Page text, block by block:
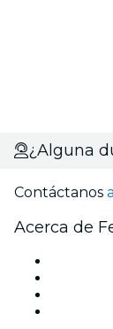
¿Alguna
Contáctanos
Acerca de